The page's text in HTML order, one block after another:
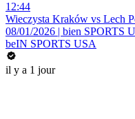
12:44
Wieczysta Kraków vs Lech
08/01/2026 | bien SPORTS
beIN SPORTS USA
il y a 1 jour